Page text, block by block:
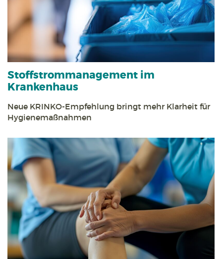
Stoff­strom­management im
Krankenhaus
Neue KRINKO-Empfehlung bringt mehr Klarheit für
Hygienemaßnahmen